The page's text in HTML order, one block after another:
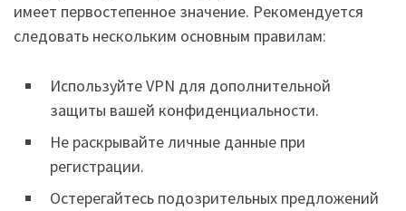
имеет первостепенное значение. Рекомендуется
следовать нескольким основным правилам:
Используйте VPN для дополнительной
защиты вашей конфиденциальности.
Не раскрывайте личные данные при
регистрации.
Остерегайтесь подозрительных предложений